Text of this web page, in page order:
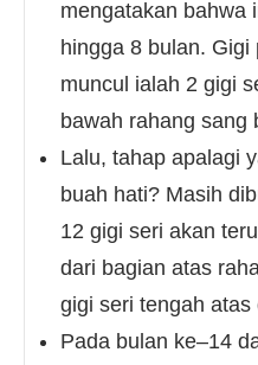
mengatakan bahwa
hingga 8 bulan.
muncul ialah 2 gigi
bawah rahang sang
Lalu, tahap apalagi
buah hati? Masih
12 gigi seri akan
dari bagian atas
gigi seri tengah atas
Pada bulan ke–14